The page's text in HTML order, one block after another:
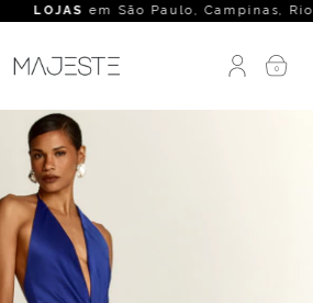
LOJASem São Paulo, Campinas, Rio
0